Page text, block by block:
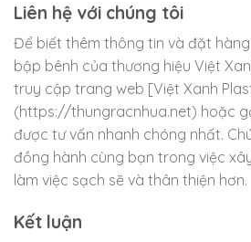
Liên hệ với chúng tôi
Để biết thêm thông tin và đặt
bập bênh của thương hiệu Việt
truy cập trang web [Việt Xanh
(https://thungracnhua.net) hoặc
được tư vấn nhanh chóng nhất.
đồng hành cùng bạn trong việc
làm việc sạch sẽ và thân thiện hơn.
Kết luận